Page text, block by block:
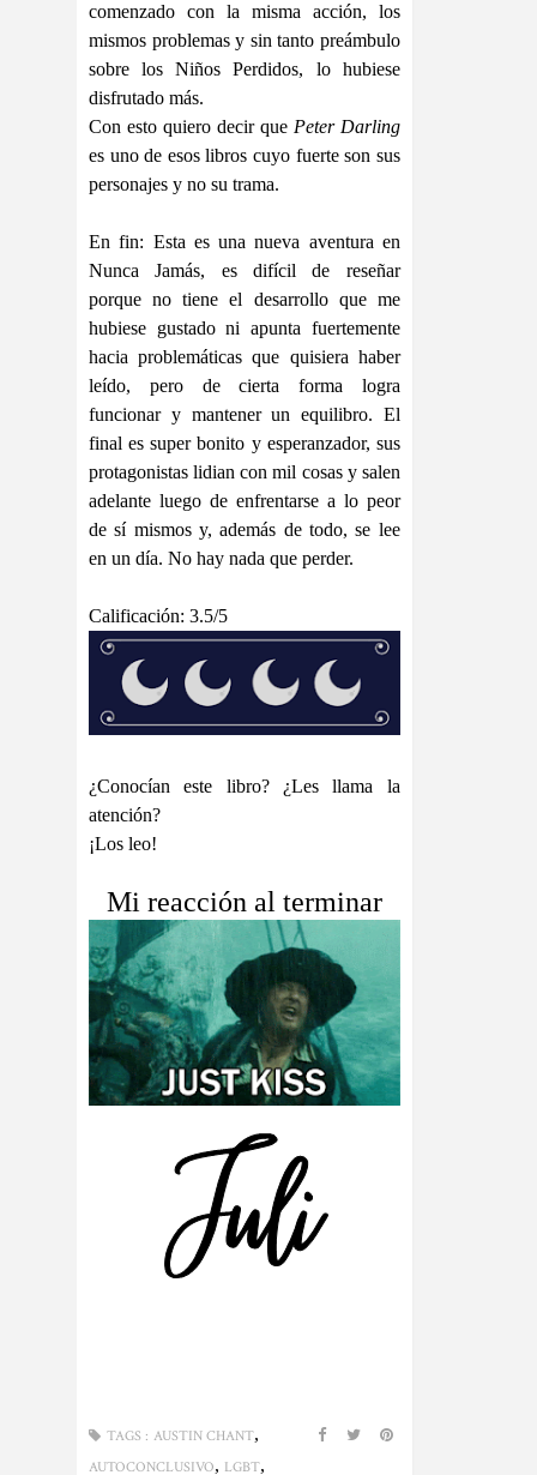
comenzado con la misma acción, los
mismos problemas y sin tanto preámbulo
sobre los Niños Perdidos, lo hubiese
disfrutado más.
Con esto quiero decir quePeter Darling
es uno de esos libros cuyo fuerte son sus
personajes y no su trama.
En fin: Esta es una nueva aventura en
Nunca Jamás, es difícil de reseñar
porque no tiene el desarrollo que me
hubiese gustado ni apunta fuertemente
hacia problemáticas que quisiera haber
leído, pero de cierta forma logra
funcionar y mantener un equilibro. El
final es super bonito y esperanzador, sus
protagonistas lidian con mil cosas y salen
adelante luego de enfrentarse a lo peor
de sí mismos y, además de todo, se lee
en un día. No hay nada que perder.
Calificación: 3.5/5
¿Conocían este libro? ¿Les llama la
atención?
¡Los leo!
Mi reacción al terminar
TAGS : AUSTIN CHANT,
AUTOCONCLUSIVO, LGBT,